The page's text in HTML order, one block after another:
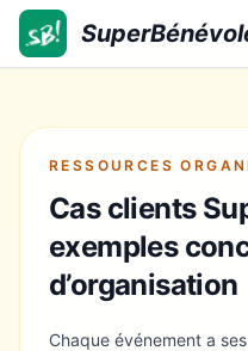
SuperBénévole!
RESSOURCES
Cas clients
exemples
d’organisation
Chaque événement a